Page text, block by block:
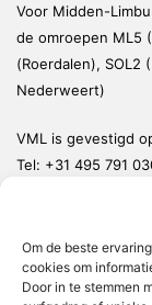
Om de beste
cookies om
Door in te stemmen
Voor Midden-
de omroepen ML5
(Roerdalen), SOL2
Nederweert)
VML is gevestigd
Tel: +31 495 791
Weert
Nederweert